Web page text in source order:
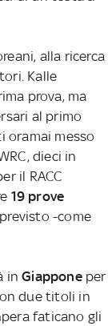
alla ricerca
Kalle
prova, ma
al primo
oramai messo
dieci in
il RACC
19 prove
-come
inGiappone per
due titoli in
faticano gli